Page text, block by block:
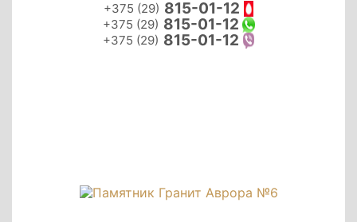
+375 (29) 815-01-12
+375 (29) 815-01-12
+375 (29) 815-01-12